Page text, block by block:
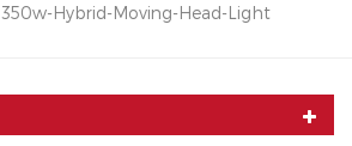
350w-Hybrid-Moving-Head-Light